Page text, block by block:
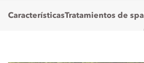
CaracterísticasTratamientos de spa